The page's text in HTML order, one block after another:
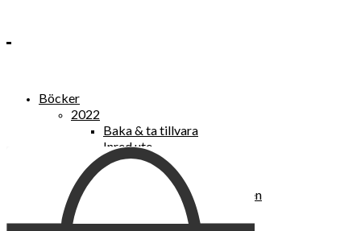
Böcker
2022
Baka & ta tillvara
Inred ute
Power Women
2021
Kvinnan som lekte med elden
“Vi vill nytt, vi begär plats”
Sånger vid avgrunden